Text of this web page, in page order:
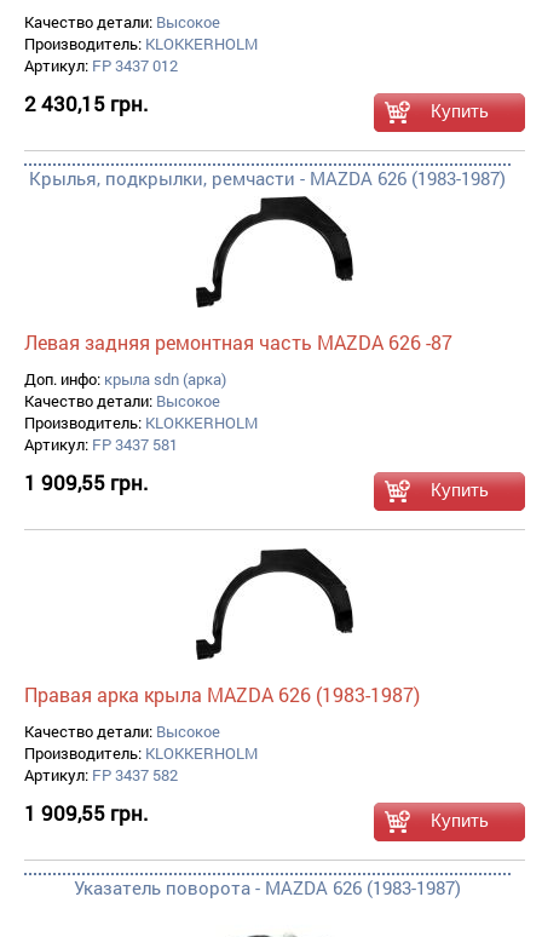
Качество детали: Высокое
Производитель: KLOKKERHOLM
Артикул: FP 3437 012
2 430,15 грн.
Крылья, подкрылки, ремчасти - MAZDA 626 (1983-1987)
Левая задняя ремонтная часть MAZDA 626 -87
Доп. инфо: крыла sdn (арка)
Качество детали: Высокое
Производитель: KLOKKERHOLM
Артикул: FP 3437 581
1 909,55 грн.
Правая арка крыла MAZDA 626 (1983-1987)
Качество детали: Высокое
Производитель: KLOKKERHOLM
Артикул: FP 3437 582
1 909,55 грн.
Указатель поворота - MAZDA 626 (1983-1987)